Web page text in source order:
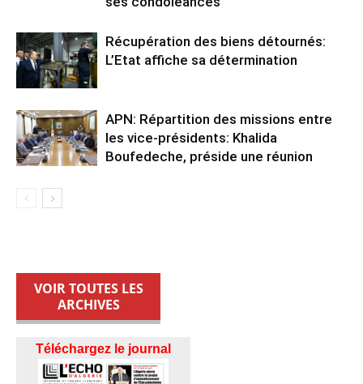
Récupération des biens détournés:
L’Etat affiche sa détermination
APN: Répartition des missions entre
les vice-présidents: Khalida
Boufedeche, préside une réunion
VOIR TOUTES LES
ARCHIVES